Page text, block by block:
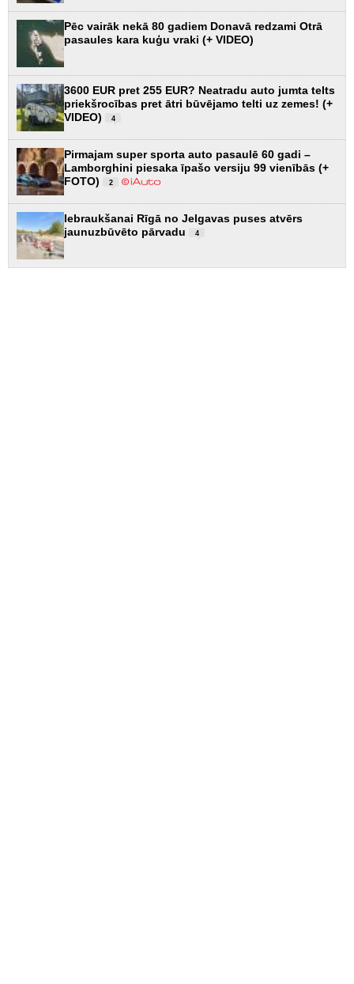
Pēc vairāk nekā 80 gadiem Donavā redzami Otrā
pasaules kara kuģu vraki (+ VIDEO)
3600 EUR pret 255 EUR? Neatradu auto jumta telts
priekšrocības pret ātri būvējamo telti uz zemes! (+
VIDEO)
4
Pirmajam super sporta auto pasaulē 60 gadi –
Lamborghini piesaka īpašo versiju 99 vienībās (+
FOTO)
2
Iebraukšanai Rīgā no Jelgavas puses atvērs
jaunuzbūvēto pārvadu
4